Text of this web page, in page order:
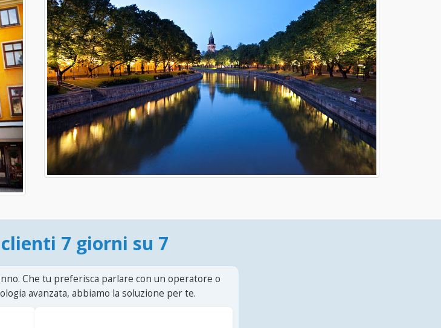
7 giorni su 7
Che tu preferisca parlare con un operatore o
avanzata, abbiamo la soluzione per te.